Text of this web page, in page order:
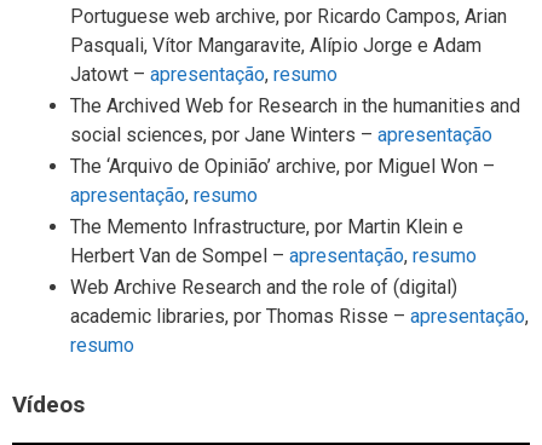
Portuguese web archive, por Ricardo Campos, Arian
Pasquali, Vítor Mangaravite, Alípio Jorge e Adam
Jatowt – apresentação, resumo
The Archived Web for Research in the humanities and
social sciences, por Jane Winters – apresentação
The ‘Arquivo de Opinião’ archive, por Miguel Won –
apresentação, resumo
The Memento Infrastructure, por Martin Klein e
Herbert Van de Sompel – apresentação, resumo
Web Archive Research and the role of (digital)
academic libraries, por Thomas Risse – apresentação,
resumo
Vídeos